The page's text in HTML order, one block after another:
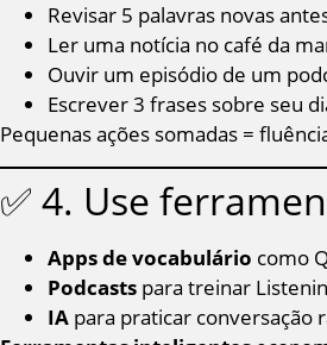
Revisar 5 palavras novas
Ler uma notícia no café da
Ouvir um episódio de um
Escrever 3 frases sobre seu
Pequenas ações somadas =
✅ 4. Use
Apps de vocabulário como
Podcasts para treinar
IA para praticar conversação